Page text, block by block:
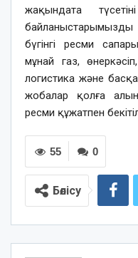
жақындата
байланыстарымызды
бүгінгі ресми
мұнай газ,
логистика және
жобалар қолға
ресми құжатпен
0
55
Бөлісу